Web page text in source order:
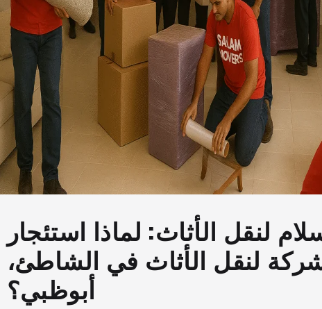
لنقل الأثاث: لماذا استئجار
لنقل الأثاث في الشاطئ،
أبوظبي؟